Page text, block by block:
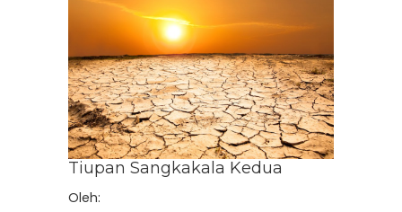
Tiupan Sangkakala Kedua
Oleh: